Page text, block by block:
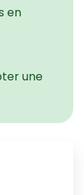
en
une